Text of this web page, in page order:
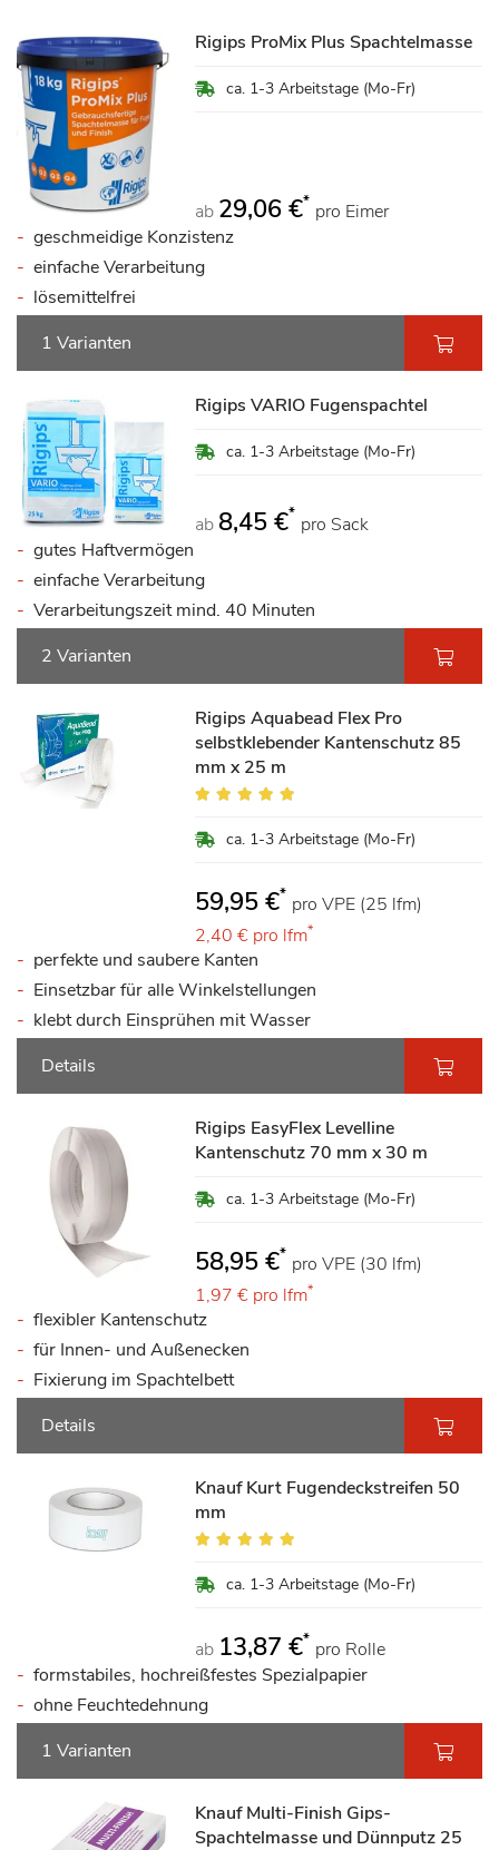
Weise können Sie rasch eine fundierte Wahl treffen.
Rigips ProMix Plus Spachtelmasse
ca. 1-3 Arbeitstage (Mo-Fr)
ab 29,06 €* pro Eimer
geschmeidige Konzistenz
einfache Verarbeitung
lösemittelfrei
1 Varianten
Rigips VARIO Fugenspachtel
ca. 1-3 Arbeitstage (Mo-Fr)
ab 8,45 €* pro Sack
gutes Haftvermögen
einfache Verarbeitung
Verarbeitungszeit mind. 40 Minuten
2 Varianten
Rigips Aquabead Flex Pro
selbstklebender Kantenschutz 85
mm x 25 m
Bewertung:
ca. 1-3 Arbeitstage (Mo-Fr)
59,95 €* pro VPE (25 lfm)
2,40 € pro lfm*
perfekte und saubere Kanten
Einsetzbar für alle Winkelstellungen
klebt durch Einsprühen mit Wasser
Details
Rigips EasyFlex Levelline
Kantenschutz 70 mm x 30 m
ca. 1-3 Arbeitstage (Mo-Fr)
58,95 €* pro VPE (30 lfm)
1,97 € pro lfm*
flexibler Kantenschutz
für Innen- und Außenecken
Fixierung im Spachtelbett
Details
Knauf Kurt Fugendeckstreifen 50
mm
Bewertung:
ca. 1-3 Arbeitstage (Mo-Fr)
ab 13,87 €* pro Rolle
formstabiles, hochreißfestes Spezialpapier
ohne Feuchtedehnung
1 Varianten
Knauf Multi-Finish Gips-
Spachtelmasse und Dünnputz 25